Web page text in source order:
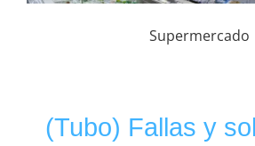
Supermercado
(Tubo) Fallas y